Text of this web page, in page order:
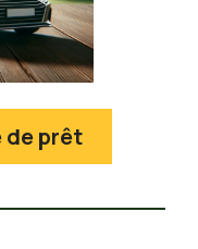
de prêt